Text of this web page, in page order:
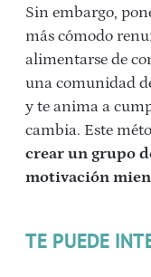
Sin embargo,
más cómodo
alimentarse de
una comunidad
y te anima a
cambia. Este
crear un grupo
motivación
TE PUEDE